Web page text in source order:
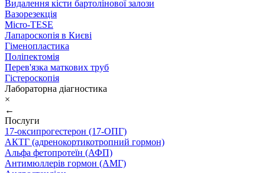
Видалення кісти бартолінової залози
Вазорезекція
Micro-TESE
Лапароскопія в Києві
Гіменопластика
Поліпектомія
Перев'язка маткових труб
Гістероскопія
Лабораторна діагностика
×
←
Послуги
17-оксипрогестерон (17-ОПГ)
АКТГ (адренокортикотропний гормон)
Альфа фетопротеїн (АФП)
Антимюллерів гормон (АМГ)